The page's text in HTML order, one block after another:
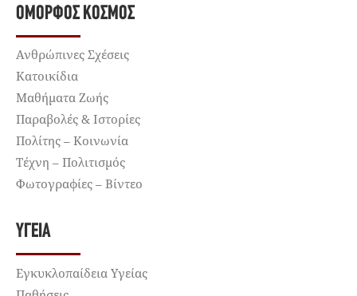
ΌΜΟΡΦΟΣ ΚΌΣΜΟΣ
Ανθρώπινες Σχέσεις
Κατοικίδια
Μαθήματα Ζωής
Παραβολές & Ιστορίες
Πολίτης – Κοινωνία
Τέχνη – Πολιτισμός
Φωτογραφίες – Βίντεο
ΥΓΕΊΑ
Εγκυκλοπαίδεια Υγείας